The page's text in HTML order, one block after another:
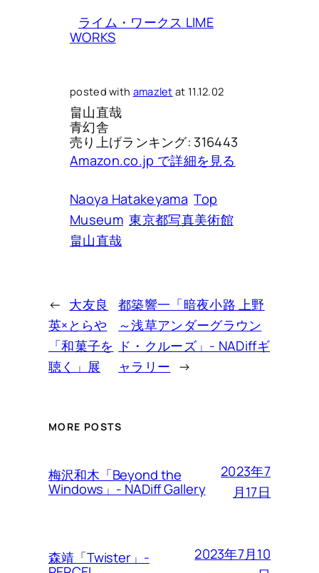
ライム・ワークス LIME
WORKS
posted with amazlet at 11.12.02
畠山直哉
青幻舎
売り上げランキング: 316443
Amazon.co.jp で詳細を見る
Naoya Hatakeyama Top
Museum 東京都写真美術館
畠山直哉
← 大友良
英×とらや
「和菓子を
聴く」展
都築響一「暗夜小路 上野
～浅草アンダーグラウン
ド・クルーズ」- NADiffギ
ャラリー →
MORE POSTS
梅沢和木「Beyond the
Windows」- NADiff Gallery
2023年7
月17日
森靖「Twister」-
2023年7月10